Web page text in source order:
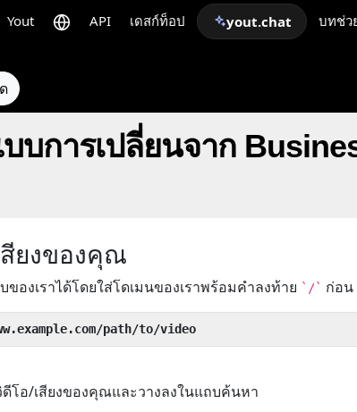
Yout API เดสก์ท็อป yout.chat บทช่ว
บการเปลี่ยนจาก
ยงของคุณ
องเราได้โดยใส่โดเมนของเราพร้อมคำลงท้าย `/` ก่อน
path/to/video
โอ/เสียงของคุณและวางลงในแถบค้นหา